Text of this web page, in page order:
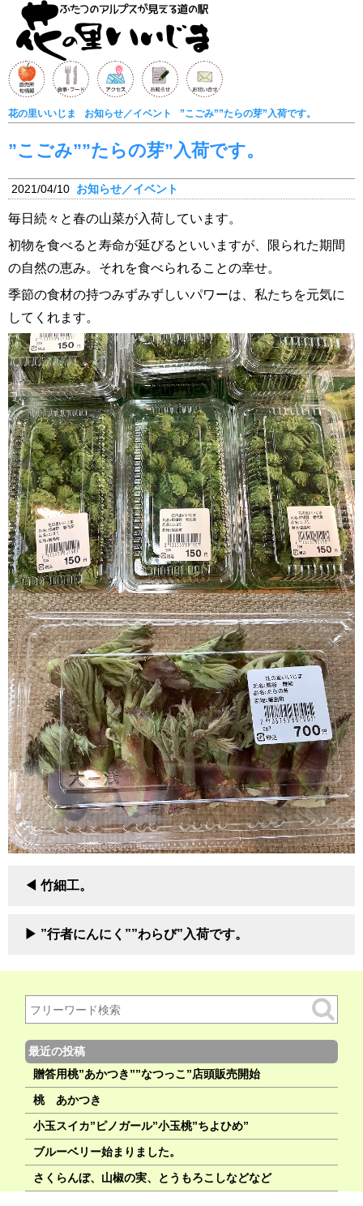
花の里いいじま お知らせ／イベント ”こごみ””たらの芽”入荷です。
”こごみ””たらの芽”入荷です。
2021/04/10 お知らせ／イベント
毎日続々と春の山菜が入荷しています。
初物を食べると寿命が延びるといいますが、限られた期間
の自然の恵み。それを食べられることの幸せ。
季節の食材の持つみずみずしいパワーは、私たちを元気に
してくれます。
竹細工。
”行者にんにく””わらび”入荷です。
最近の投稿
贈答用桃”あかつき””なつっこ”店頭販売開始
桃 あかつき
小玉スイカ”ピノガール”小玉桃”ちよひめ”
ブルーベリー始まりました。
さくらんぼ、山椒の実、とうもろこしなどなど